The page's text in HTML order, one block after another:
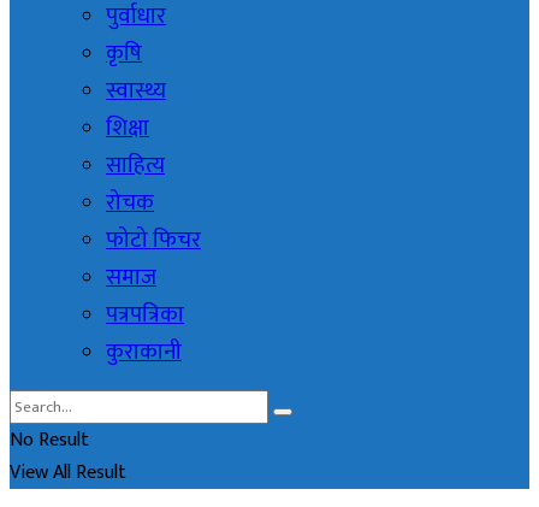
पुर्वाधार
कृषि
स्वास्थ्य
शिक्षा
साहित्य
रोचक
फोटो फिचर
समाज
पत्रपत्रिका
कुराकानी
No Result
View All Result